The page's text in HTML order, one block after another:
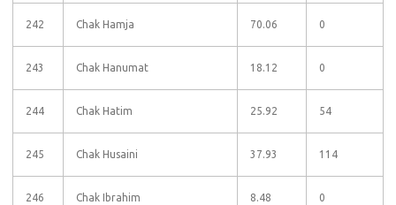
242 Chak Hamja 70.06 0
243 Chak Hanumat 18.12 0
244 Chak Hatim 25.92 54
245 Chak Husaini 37.93 114
246 Chak Ibrahim 8.48 0